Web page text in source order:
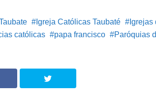
Igreja Católicas Taubaté
Igrejas
católicas papa francisco
Paróquias